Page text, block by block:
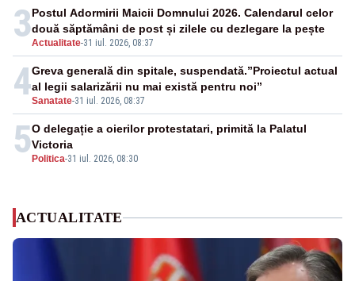
3Actualitate-31 iul. 2026, 08:37
Postul Adormirii Maicii Domnului 2026. Calendarul celor
două săptămâni de post și zilele cu dezlegare la pește
4Sanatate-31 iul. 2026, 08:37
Greva generală din spitale, suspendată.”Proiectul actual
al legii salarizării nu mai există pentru noi”
5 Politica-31 iul. 2026, 08:30
O delegație a oierilor protestatari, primită la Palatul
Victoria
ACTUALITATE